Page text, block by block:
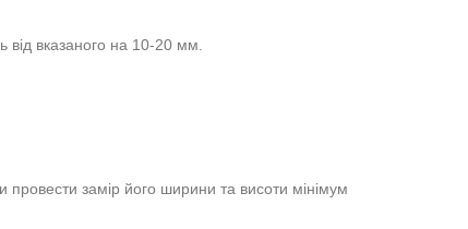
від вказаного на 10-20 мм.
замір його ширини та висоти мінімум